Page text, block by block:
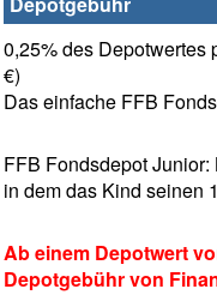
0,25% des Depotwertes
€)
Das einfache FFB
FFB Fondsdepot
in dem das Kind seinen
Ab einem Depotwert
Depotgebühr von